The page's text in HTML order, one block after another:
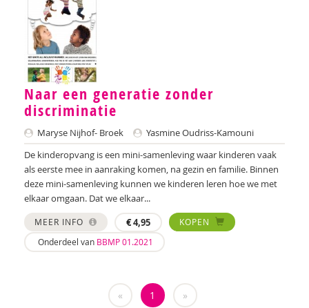
IJsbrand Jepma
Anke van Keulen
Paul Leseman
Karin van der Meulen
Maryse Nijhof- Broek
Leontien Noorlander
Kirsten Nøhr
Anne Pennings
Mirjana Petrović
Bodine Romijn
Félice van der Sande
Naar een generatie zonder
discriminatie
Maryse Nijhof- Broek
Yasmine Oudriss-Kamouni
De kinderopvang is een mini-samenleving waar kinderen vaak
als eerste mee in aanraking komen, na gezin en familie. Binnen
deze mini-samenleving kunnen we kinderen leren hoe we met
elkaar omgaan. Dat we elkaar...
MEER INFO €4,95
KOPEN
Onderdeel van BBMP 01.2021
« 1 »